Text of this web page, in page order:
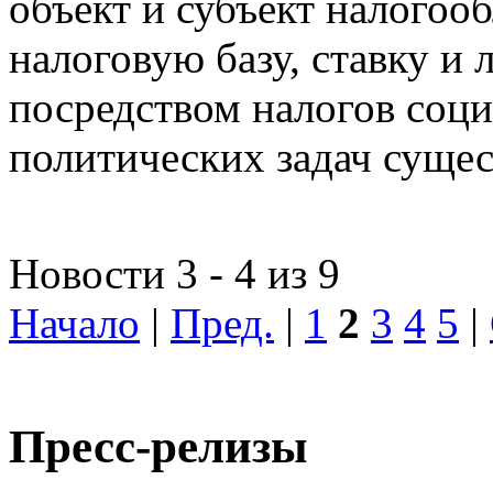
налоговую базу, ставку и
посредством налогов
политических задач
Новости 3 - 4 из 9
Начало | Пред. | 1 2 3 4 5 |
Пресс-релизы